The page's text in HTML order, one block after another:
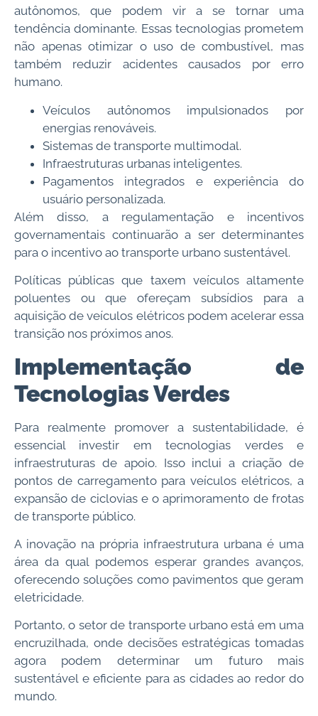
autônomos, que podem vir a se tornar uma
tendência dominante. Essas tecnologias prometem
não apenas otimizar o uso de combustível, mas
também reduzir acidentes causados por erro
humano.
Veículos autônomos impulsionados por
energias renováveis.
Sistemas de transporte multimodal.
Infraestruturas urbanas inteligentes.
Pagamentos integrados e experiência do
usuário personalizada.
Além disso, a regulamentação e incentivos
governamentais continuarão a ser determinantes
para o incentivo ao transporte urbano sustentável.
Políticas públicas que taxem veículos altamente
poluentes ou que ofereçam subsídios para a
aquisição de veículos elétricos podem acelerar essa
transição nos próximos anos.
Implementação de
Tecnologias Verdes
Para realmente promover a sustentabilidade, é
essencial investir em tecnologias verdes e
infraestruturas de apoio. Isso inclui a criação de
pontos de carregamento para veículos elétricos, a
expansão de ciclovias e o aprimoramento de frotas
de transporte público.
A inovação na própria infraestrutura urbana é uma
área da qual podemos esperar grandes avanços,
oferecendo soluções como pavimentos que geram
eletricidade.
Portanto, o setor de transporte urbano está em uma
encruzilhada, onde decisões estratégicas tomadas
agora podem determinar um futuro mais
sustentável e eficiente para as cidades ao redor do
mundo.